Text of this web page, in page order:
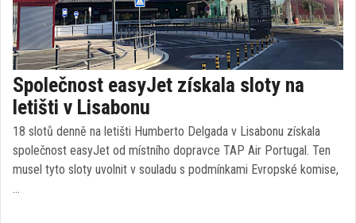
Společnost easyJet získala sloty na
letišti v Lisabonu
18 slotů denně na letišti Humberto Delgada v Lisabonu získala
společnost easyJet od místního dopravce TAP Air Portugal. Ten
musel tyto sloty uvolnit v souladu s podmínkami Evropské komise,
…